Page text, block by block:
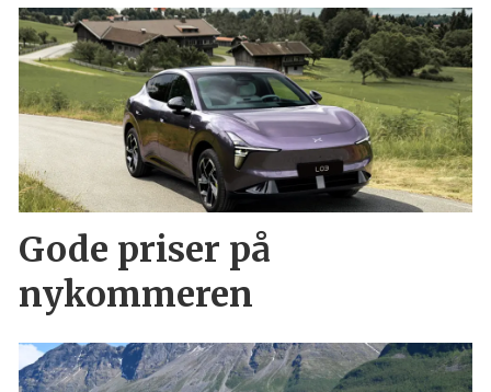
Gode priser på
nykommeren